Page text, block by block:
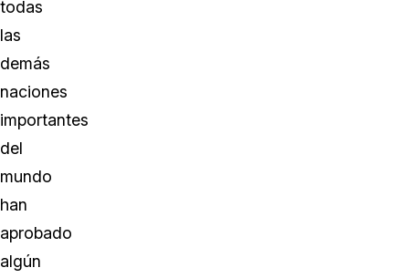
todas
las
demás
naciones
importantes
del
mundo
han
aprobado
algún